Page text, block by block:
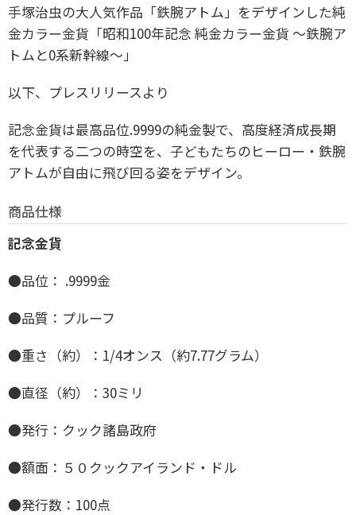
手塚治虫の大人気作品「鉄腕アトム」をデザインした純
金カラー金貨「昭和100年記念 純金カラー金貨 ～鉄腕ア
トムと0系新幹線～」
以下、プレスリリースより
記念金貨は最高品位.9999の純金製で、高度経済成長期
を代表する二つの時空を、子どもたちのヒーロー・鉄腕
アトムが自由に飛び回る姿をデザイン。
商品仕様
記念金貨
●品位： .9999金
●品質：プルーフ
●重さ（約）：1/4オンス（約7.77グラム）
●直径（約）：30ミリ
●発行：クック諸島政府
●額面：５０クックアイランド・ドル
●発行数：100点